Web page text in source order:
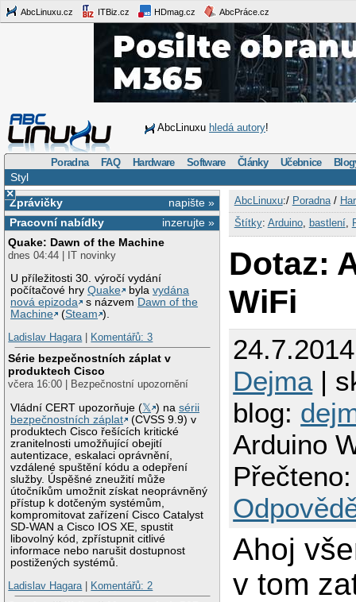
AbcLinuxu.cz ITBiz.cz HDmag.cz AbcPráce.cz
AbcLinuxu hledá autory!
Poradna FAQ Hardware Software Články Učebnice
Styl
×
napište »
Zprávičky
inzerujte »
Pracovní nabídky
Quake: Dawn of the Machine
dnes 04:44 | IT novinky
U příležitosti 30. výročí vydání
počítačové hryQuake bylavydána
nová epizoda
s názvem Dawn of the
Machine
(Steam ).
Ladislav Hagara| Komentářů: 3
Série bezpečnostních záplat v
produktech Cisco
včera 16:00 | Bezpečnostní upozornění
Vládní CERT upozorňuje (𝕏 ) nasérii
bezpečnostních záplat
(CVSS 9.9) v
produktech Cisco řešících kritické
zranitelnosti umožňující obejití
autentizace, eskalaci oprávnění,
vzdálené spuštění kódu a odepření
služby. Úspěšné zneužití může
útočníkům umožnit získat neoprávněný
přístup k dotčeným systémům,
kompromitovat zařízení Cisco Catalyst
SD-WAN a Cisco IOS XE, spustit
libovolný kód, zpřístupnit citlivé
informace nebo narušit dostupnost
postižených systémů.
Ladislav Hagara| Komentářů: 2
AbcLinuxu:/ Poradna/
Štítky: Arduino, bastlení,
Dotaz:
WiFi
Dejma|
blog:
Arduino
Ahoj
v tom